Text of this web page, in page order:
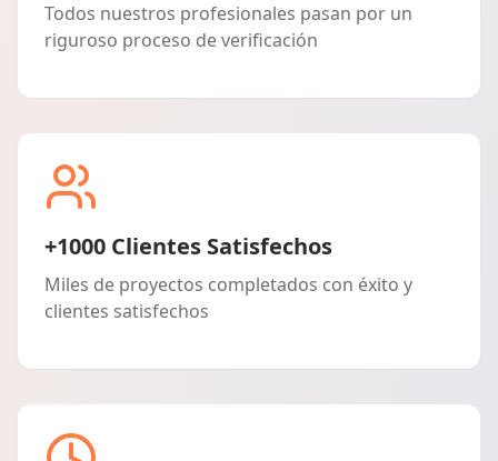
Todos nuestros profesionales pasan por un
riguroso proceso de verificación
+1000 Clientes Satisfechos
Miles de proyectos completados con éxito y
clientes satisfechos